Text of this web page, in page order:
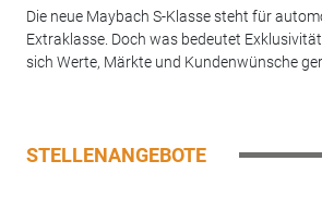
Die neue Maybach S-Klasse steht für
Extraklasse. Doch was bedeutet
sich Werte, Märkte und Kundenwünsche
STELLENANGEBOTE